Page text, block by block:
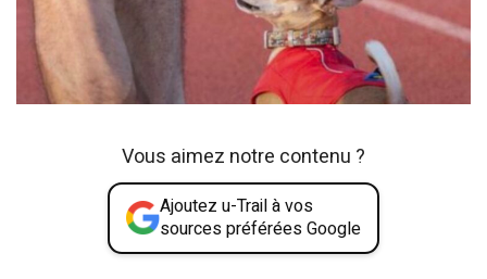
Vous aimez notre contenu ?
Ajoutez u-Trail à vos
sources préférées Google